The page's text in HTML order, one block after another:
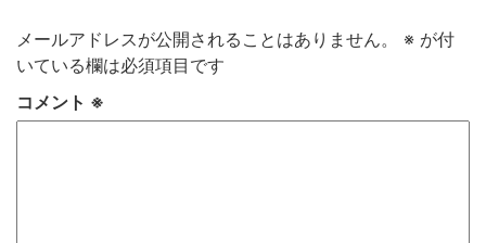
メールアドレスが公開されることはありません。 ※ が付
いている欄は必須項目です
コメント ※